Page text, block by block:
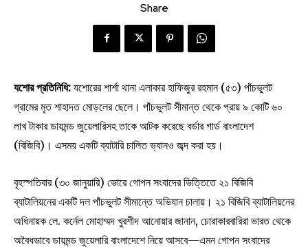
Share
যশোর প্রতিনিধি: যশোরের শার্শা থানা এলাকার হাফিজুর রহমান (৫৩) পাঁচভুলট
গ্রামের মৃত শাহাদত মোড়লের ছেলে। পাঁচভুলট সীমান্ত থেকে প্রায় ৯ কোটি ৬০
লাখ টাকার ডায়মন্ড জুয়েলারিসহ তাকে আটক করেছে বর্ডার গার্ড বাংলাদেশ
(বিজিবি)। এসময় একটি ব্যাটারি চালিত ভ্যানও জব্দ করা হয়।
বৃহস্পতিবার (৩০ জানুয়ারি) ভোরে গোপন সংবাদের ভিত্তিতে ২১ বিজিবি
ব্যাটালিয়নের একটি দল পাঁচভুলট সীমান্তে অভিযান চালায়। ২১ বিজিবি ব্যাটালিয়নের
অধিনায়ক লে. কর্নেল মোহাম্মদ খুরশীদ আনোয়ার জানান, চোরাকারবারিরা ভারত থেকে
অবৈধভাবে ডায়মন্ড জুয়েলারি বাংলাদেশে নিয়ে আসবে—এমন গোপন সংবাদের